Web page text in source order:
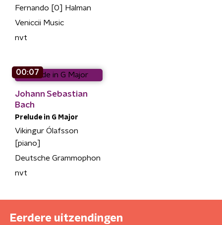
Fernando [0] Halman
Veniccii Music
nvt
00:07
Johann Sebastian
Bach
Prelude in G Major
Vikingur Ólafsson
[piano]
Deutsche Grammophon
nvt
Eerdere uitzendingen